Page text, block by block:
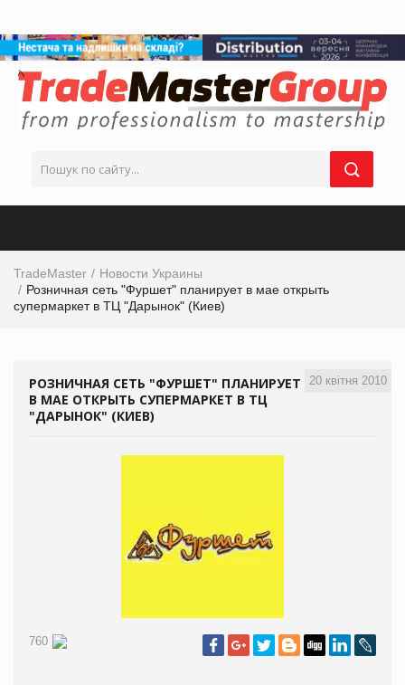
TradeMaster
Новости Украины
Розничная сеть "Фуршет" планирует в мае открыть
супермаркет в ТЦ "Дарынок" (Киев)
20 квітня 2010
РОЗНИЧНАЯ СЕТЬ "ФУРШЕТ" ПЛАНИРУЕТ
В МАЕ ОТКРЫТЬ СУПЕРМАРКЕТ В ТЦ
"ДАРЫНОК" (КИЕВ)
760